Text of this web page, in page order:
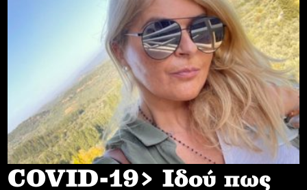
COVID-19> Iδού πως